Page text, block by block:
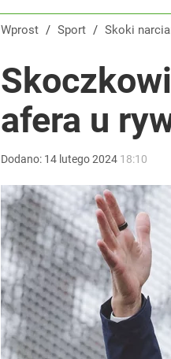
Wprost / Sport / Skoki
afera u
Dodano: 14 lutego2024 18:10